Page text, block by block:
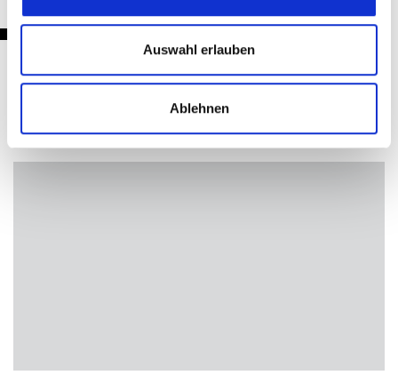
Auswahl erlauben
Ablehnen